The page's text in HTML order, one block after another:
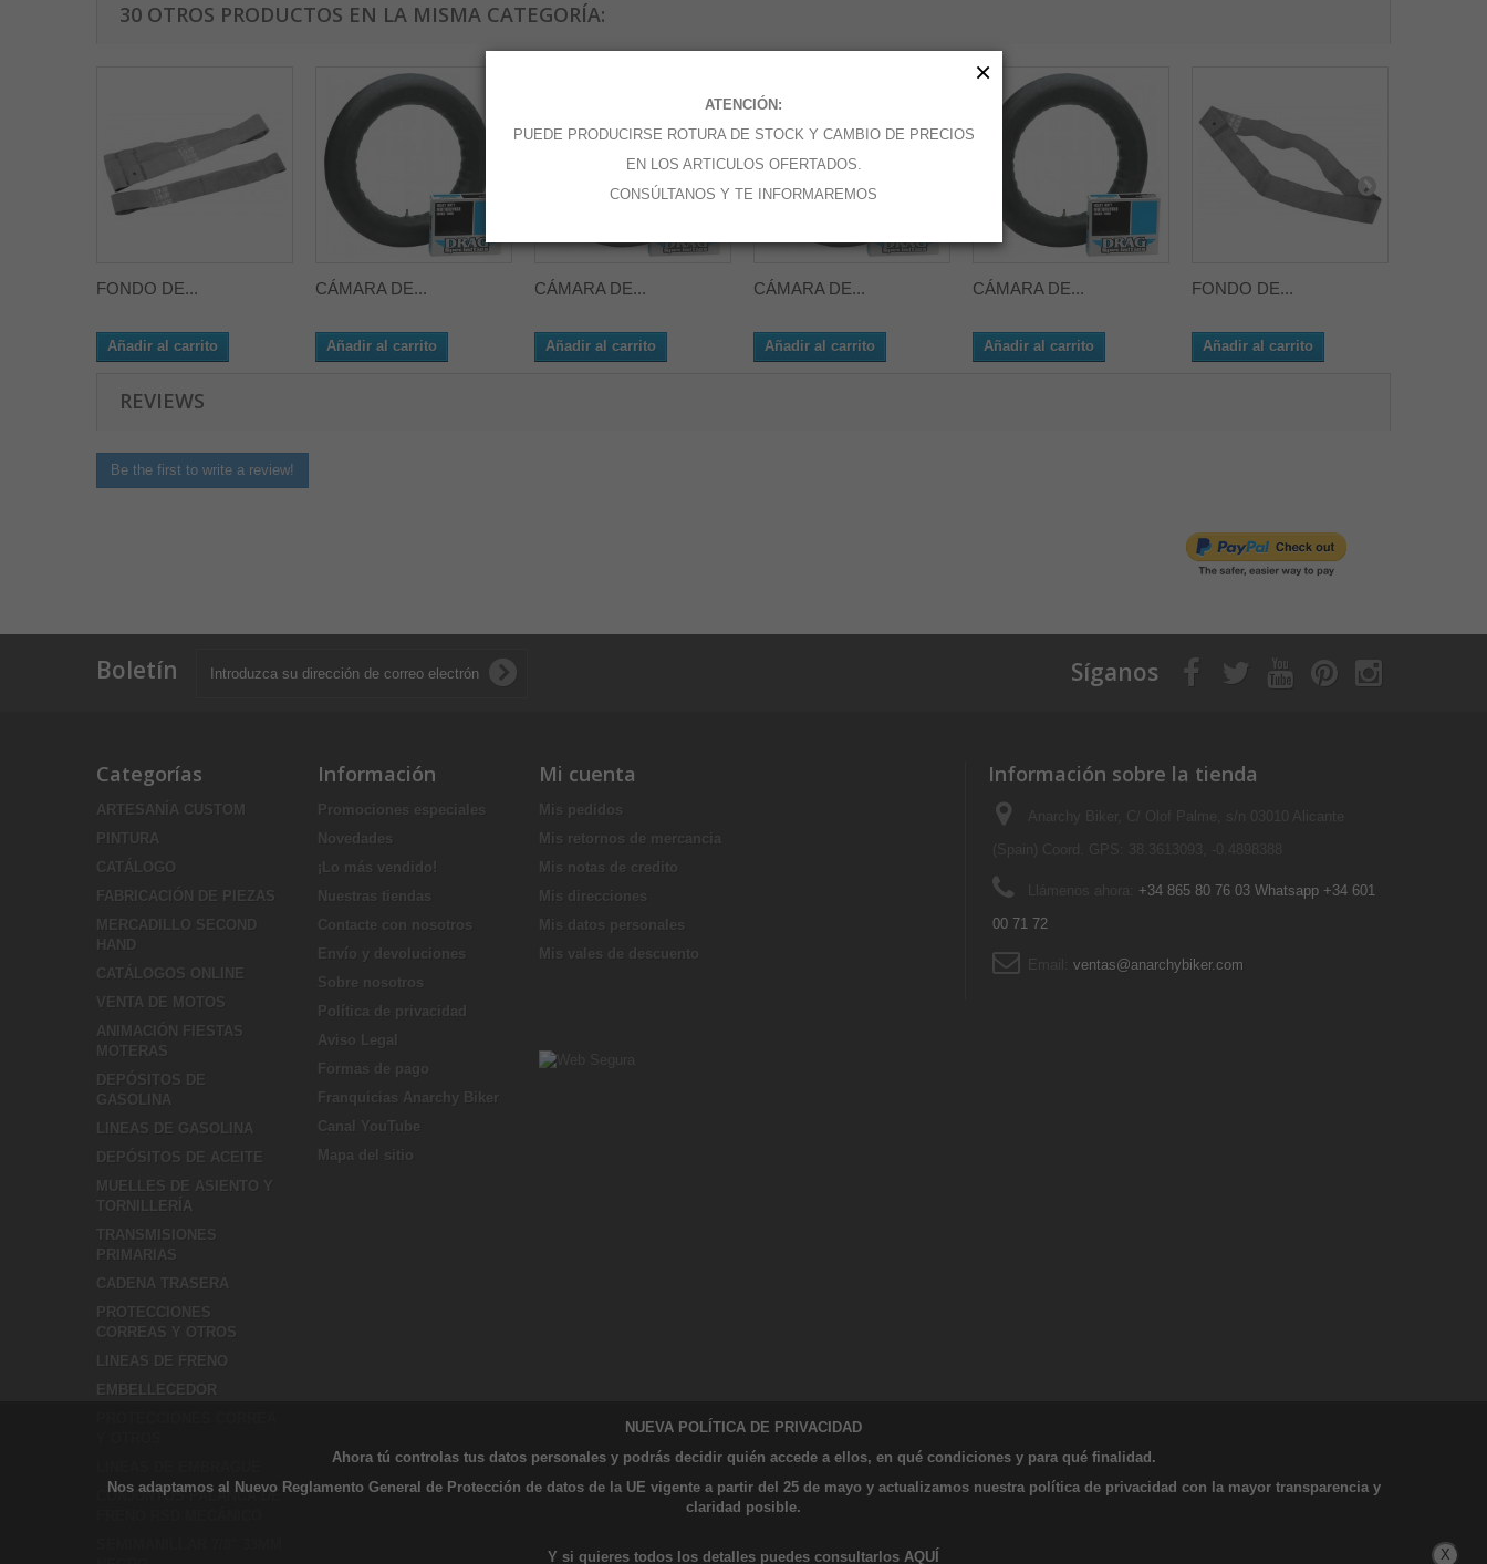
30 OTROS PRODUCTOS EN LA MISMA CATEGORÍA:
FONDO DE...
Añadir al carrito
CÁMARA DE...
Añadir al carrito
CÁMARA DE...
Añadir al carrito
CÁMARA DE...
Añadir al carrito
CÁMARA DE...
Añadir al carrito
FONDO DE...
Añadir al carrito
REVIEWS
Be the first to write a review!
Boletín Síganos
Categorías
ARTESANÍA CUSTOM
PINTURA
CATÁLOGO
FABRICACIÓN DE PIEZAS
MERCADILLO SECOND
HAND
CATÁLOGOS ONLINE
VENTA DE MOTOS
ANIMACIÓN FIESTAS
MOTERAS
DEPÓSITOS DE
GASOLINA
LINEAS DE GASOLINA
DEPÓSITOS DE ACEITE
MUELLES DE ASIENTO Y
TORNILLERÍA
TRANSMISIONES
PRIMARIAS
CADENA TRASERA
PROTECCIONES
CORREAS Y OTROS
LINEAS DE FRENO
EMBELLECEDOR
CONJUNTOS PALANCA DE
Información
Promociones especiales
Novedades
¡Lo más vendido!
Nuestras tiendas
Contacte con nosotros
Envío y devoluciones
Sobre nosotros
Política de privacidad
Aviso Legal
Formas de pago
Franquicias Anarchy Biker
Canal YouTube
Mapa del sitio
Mi cuenta
Mis pedidos
Mis retornos de mercancia
Mis notas de credito
Mis direcciones
Mis datos personales
Mis vales de descuento
Información sobre la tienda
+34 865 80 76 03 Whatsapp +34 601
00 71 72
ventas@anarchybiker.com
NUEVA POLÍTICA DE PRIVACIDAD
Ahora tú controlas tus datos personales y podrás decidir quién accede a ellos, en qué condiciones y para qué finalidad.
Nos adaptamos al Nuevo Reglamento General de Protección de datos de la UE vigente a partir del 25 de mayo y actualizamos nuestra política de privacidad con la mayor transparencia y
claridad posible.
Y si quieres todos los detalles puedes consultarlos AQUÍ X
ATENCIÓN:
PUEDE PRODUCIRSE ROTURA DE STOCK Y CAMBIO DE PRECIOS
EN LOS ARTICULOS OFERTADOS.
CONSÚLTANOS Y TE INFORMAREMOS
×